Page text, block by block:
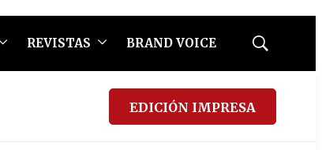
REVISTAS BRAND VOICE
Mostrar
EDICIÓN IMPRESA